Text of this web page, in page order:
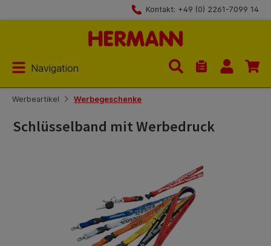
Kontakt: +49 (0) 2261-7099 14
Navigation
Du hast 0
Werbeartikel Werbegeschenke
Schlüsselband mit Werbedruck